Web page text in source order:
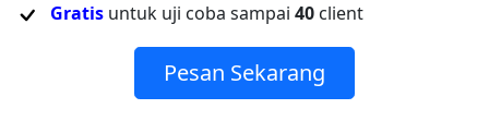
Gratis untuk uji coba sampai 40 client
Pesan Sekarang